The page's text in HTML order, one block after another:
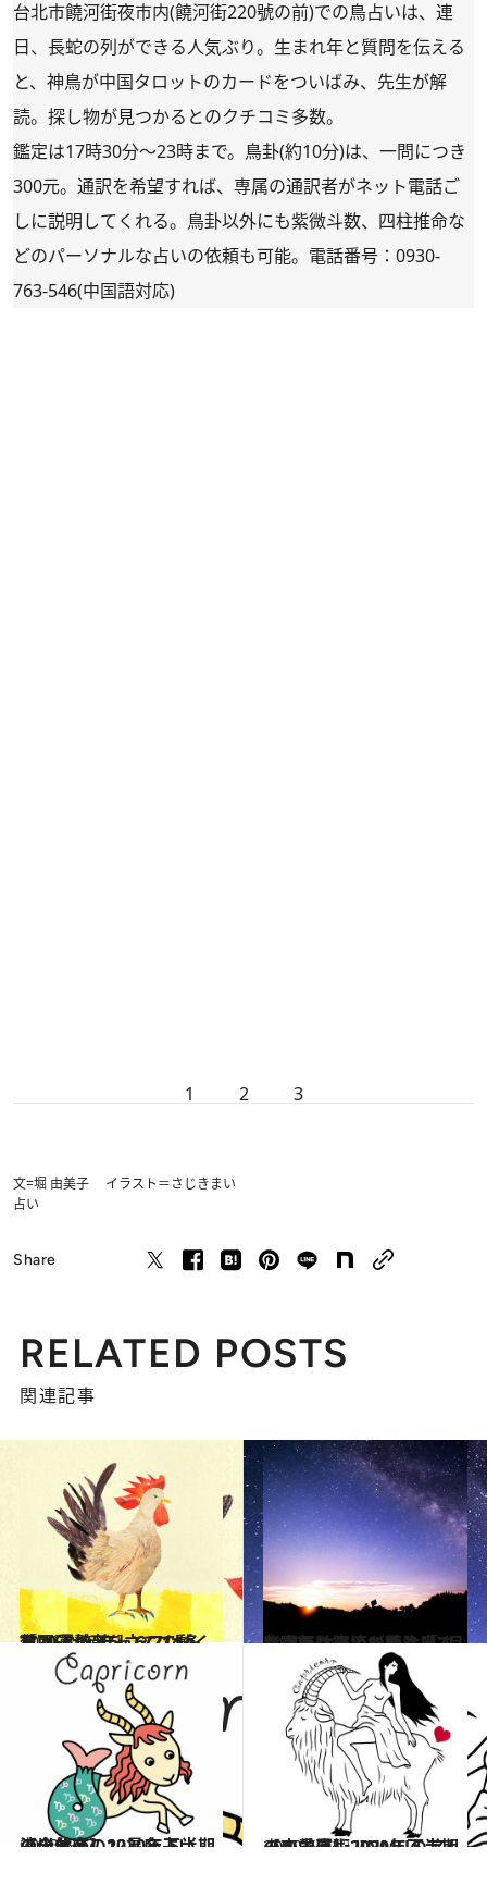
台北市饒河街夜市内(饒河街220號の前)での鳥占いは、連
日、長蛇の列ができる人気ぶり。生まれ年と質問を伝える
と、神鳥が中国タロットのカードをついばみ、先生が解
読。探し物が見つかるとのクチコミ多数。
鑑定は17時30分～23時まで。鳥卦(約10分)は、一問につき
300元。通訳を希望すれば、専属の通訳者がネット電話ご
しに説明してくれる。鳥卦以外にも紫微斗数、四柱推命な
どのパーソナルな占いの依頼も可能。電話番号：0930-
763-546(中国語対応)
1 2 3
文=堀 由美子 イラスト＝さじきまい
占い
Share
RELATED POSTS
関連記事
2020.6.17
［酉(とり)年］6/21～7/20運勢 チャンスは多数。運が音を立てて動く月
占い 2020.6.29
紫微斗数占いで読む「7月の空気」経済が動き出すも東亜は天災に要注意
ライフスタイル
2020.6.27
流光七奈の12星座占い 【山羊座】2020年下半期の全体運
占い 2020.6.24
【山羊座】2020年下半期の恋愛運♡ JINMUのアムール占星術
占い